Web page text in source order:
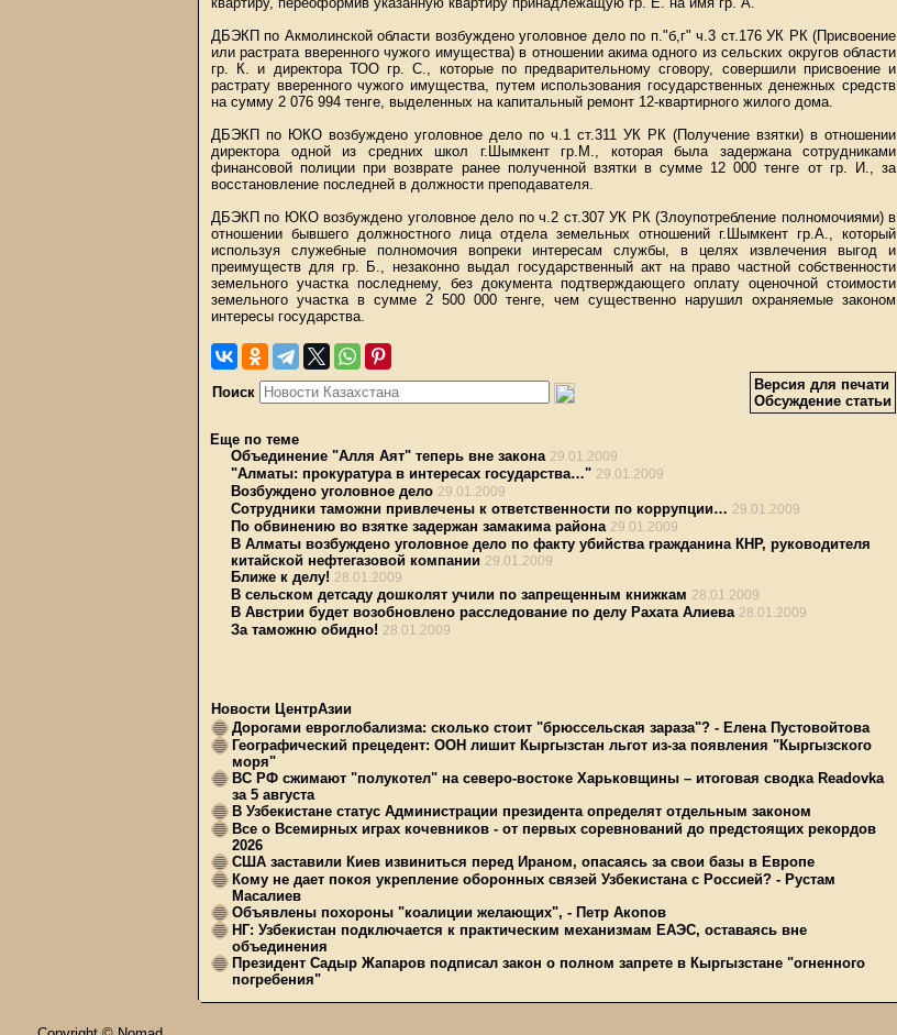
ДБЭКП по Акмолинской области возбуждено уголовное дело по п."б,г" ч.3 ст.176 УК РК (Присвоение
или растрата вверенного чужого имущества) в отношении акима одного из сельских округов области
гр. К. и директора ТОО гр. С., которые по предварительному сговору, совершили присвоение и
растрату вверенного чужого имущества, путем использования государственных денежных средств
на сумму 2 076 994 тенге, выделенных на капитальный ремонт 12-квартирного жилого дома.
ДБЭКП по ЮКО возбуждено уголовное дело по ч.1 ст.311 УК РК (Получение взятки) в отношении
директора одной из средних школ г.Шымкент гр.М., которая была задержана сотрудниками
финансовой полиции при возврате ранее полученной взятки в сумме 12 000 тенге от гр. И., за
восстановление последней в должности преподавателя.
ДБЭКП по ЮКО возбуждено уголовное дело по ч.2 ст.307 УК РК (Злоупотребление полномочиями) в
отношении бывшего должностного лица отдела земельных отношений г.Шымкент гр.А., который
используя служебные полномочия вопреки интересам службы, в целях извлечения выгод и
преимуществ для гр. Б., незаконно выдал государственный акт на право частной собственности
земельного участка последнему, без документа подтверждающего оплату оценочной стоимости
земельного участка в сумме 2 500 000 тенге, чем существенно нарушил охраняемые законом
интересы государства.
Поиск
Версия для печати
Обсуждение статьи
Еще по теме
Объединение "Алля Аят" теперь вне закона 29.01.2009
"Алматы: прокуратура в интересах государства…" 29.01.2009
Возбуждено уголовное дело 29.01.2009
Сотрудники таможни привлечены к ответственности по коррупции… 29.01.2009
По обвинению во взятке задержан замакима района 29.01.2009
В Алматы возбуждено уголовное дело по факту убийства гражданина КНР, руководителя
китайской нефтегазовой компании 29.01.2009
Ближе к делу! 28.01.2009
В сельском детсаду дошколят учили по запрещенным книжкам 28.01.2009
В Австрии будет возобновлено расследование по делу Рахата Алиева 28.01.2009
За таможню обидно! 28.01.2009
Новости ЦентрАзии
Дорогами евроглобализма: сколько стоит "брюссельская зараза"? - Елена Пустовойтова
Географический прецедент: ООН лишит Кыргызстан льгот из-за появления "Кыргызского
моря"
ВС РФ сжимают "полукотел" на северо-востоке Харьковщины – итоговая сводка Readovka
за 5 августа
В Узбекистане статус Администрации президента определят отдельным законом
Все о Всемирных играх кочевников - от первых соревнований до предстоящих рекордов
2026
США заставили Киев извиниться перед Ираном, опасаясь за свои базы в Европе
Кому не дает покоя укрепление оборонных связей Узбекистана с Россией? - Рустам
Масалиев
Объявлены похороны "коалиции желающих", - Петр Акопов
НГ: Узбекистан подключается к практическим механизмам ЕАЭС, оставаясь вне
объединения
Президент Садыр Жапаров подписал закон о полном запрете в Кыргызстане "огненного
погребения"